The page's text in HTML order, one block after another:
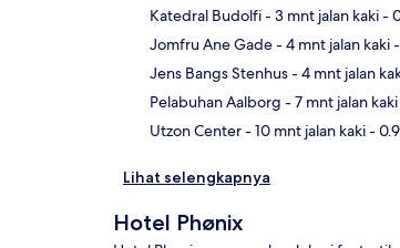
Katedral Budolfi- 3 mnt jalan kaki-
Jomfru Ane Gade- 4 mnt jalan kaki
Jens Bangs Stenhus- 4 mnt jalan
Pelabuhan Aalborg - 7 mnt jalan kaki
Utzon Center- 10 mnt jalan kaki-
Lihat selengkapnya
Hotel Phønix